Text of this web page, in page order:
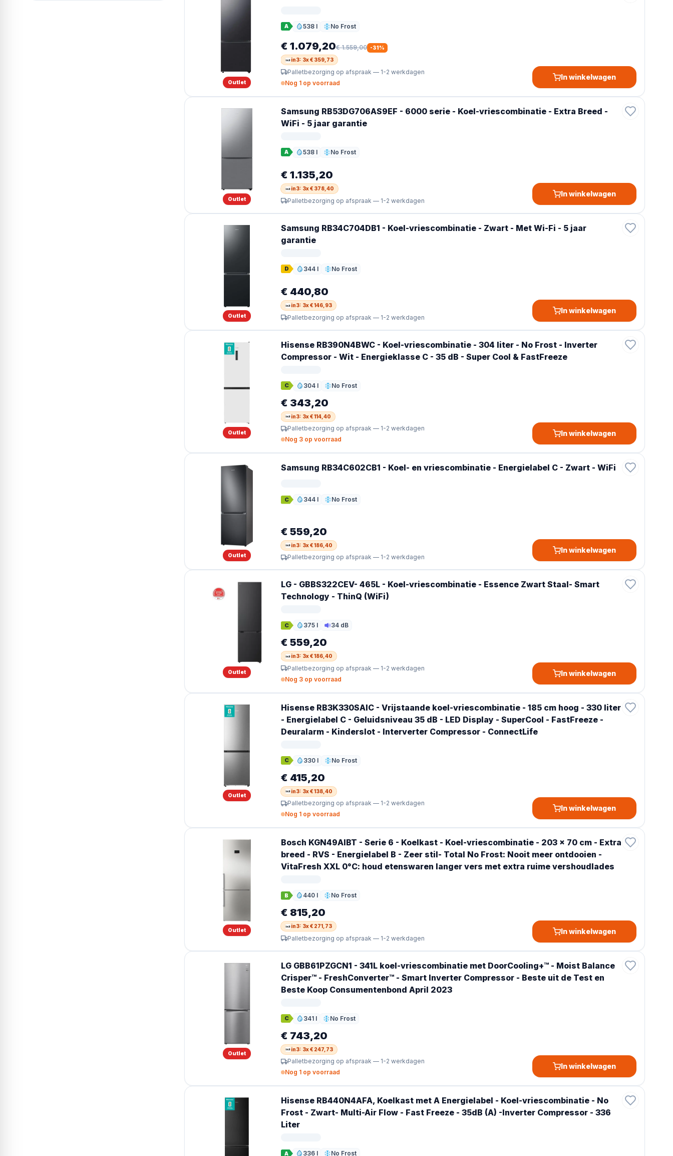
Outlet
A 538 l
Inhoud No Frost
Ontdooien
€ 1.079,20€ 1.559,00 -31%
in3: 3x € 359,73
Palletbezorging op afspraak — 1-2 werkdagen
Nog 1 op voorraad
In winkelwagen
Outlet
Samsung RB53DG706AS9EF - 6000 serie - Koel-vriescombinatie - Extra Breed -
WiFi - 5 jaar garantie
A 538 l
Inhoud No Frost
Ontdooien
€ 1.135,20
in3: 3x € 378,40
Palletbezorging op afspraak — 1-2 werkdagen
In winkelwagen
Outlet
Samsung RB34C704DB1 - Koel-vriescombinatie - Zwart - Met Wi-Fi - 5 jaar
garantie
D 344 l
Inhoud No Frost
Ontdooien
€ 440,80
in3: 3x € 146,93
Palletbezorging op afspraak — 1-2 werkdagen
In winkelwagen
Outlet
Hisense RB390N4BWC - Koel-vriescombinatie - 304 liter - No Frost - Inverter
Compressor - Wit - Energieklasse C - 35 dB - Super Cool & FastFreeze
C 304 l
Inhoud No Frost
Ontdooien
€ 343,20
in3: 3x € 114,40
Palletbezorging op afspraak — 1-2 werkdagen
Nog 3 op voorraad
In winkelwagen
Outlet
Samsung RB34C602CB1 - Koel- en vriescombinatie - Energielabel C - Zwart - WiFi
C 344 l
Inhoud No Frost
Ontdooien
€ 559,20
in3: 3x € 186,40
Palletbezorging op afspraak — 1-2 werkdagen
In winkelwagen
Outlet
LG - GBBS322CEV- 465L - Koel-vriescombinatie - Essence Zwart Staal- Smart
Technology - ThinQ (WiFi)
C 375 l
Inhoud 34 dB
Geluid
€ 559,20
in3: 3x € 186,40
Palletbezorging op afspraak — 1-2 werkdagen
Nog 3 op voorraad
In winkelwagen
Outlet
Hisense RB3K330SAIC - Vrijstaande koel-vriescombinatie - 185 cm hoog - 330 liter
- Energielabel C - Geluidsniveau 35 dB - LED Display - SuperCool - FastFreeze -
Deuralarm - Kinderslot - Interverter Compressor - ConnectLife
C 330 l
Inhoud No Frost
Ontdooien
€ 415,20
in3: 3x € 138,40
Palletbezorging op afspraak — 1-2 werkdagen
Nog 1 op voorraad
In winkelwagen
Outlet
Bosch KGN49AIBT - Serie 6 - Koelkast - Koel-vriescombinatie - 203 x 70 cm - Extra
breed - RVS - Energielabel B - Zeer stil- Total No Frost: Nooit meer ontdooien -
VitaFresh XXL 0°C: houd etenswaren langer vers met extra ruime vershoudlades
B 440 l
Inhoud No Frost
Ontdooien
€ 815,20
in3: 3x € 271,73
Palletbezorging op afspraak — 1-2 werkdagen
In winkelwagen
Outlet
LG GBB61PZGCN1 - 341L koel-vriescombinatie met DoorCooling+™ - Moist Balance
Crisper™ - FreshConverter™ - Smart Inverter Compressor - Beste uit de Test en
Beste Koop Consumentenbond April 2023
C 341 l
Inhoud No Frost
Ontdooien
€ 743,20
in3: 3x € 247,73
Palletbezorging op afspraak — 1-2 werkdagen
Nog 1 op voorraad
In winkelwagen
Hisense RB440N4AFA, Koelkast met A Energielabel - Koel-vriescombinatie - No
Frost - Zwart- Multi-Air Flow - Fast Freeze - 35dB (A) -Inverter Compressor - 336
Liter
A 336 l No Frost